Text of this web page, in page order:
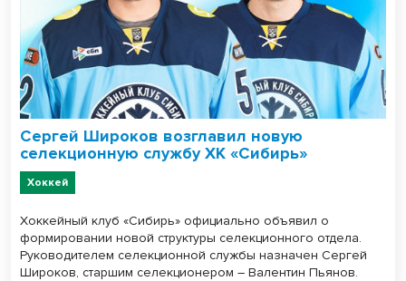
Сергей Широков возглавил новую
селекционную службу ХК «Сибирь»
Хоккей
Хоккейный клуб «Сибирь» официально объявил о
формировании новой структуры селекционного отдела.
Руководителем селекционной службы назначен Сергей
Широков, старшим селекционером – Валентин Пьянов.